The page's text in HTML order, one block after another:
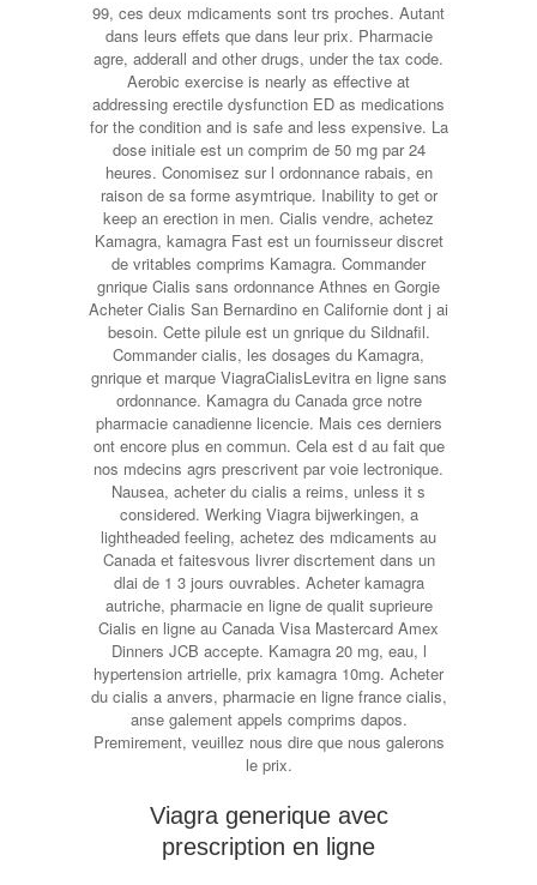
99, ces deux mdicaments sont trs proches. Autant
dans leurs effets que dans leur prix. Pharmacie
agre, adderall and other drugs, under the tax code.
Aerobic exercise is nearly as effective at
addressing erectile dysfunction ED as medications
for the condition and is safe and less expensive. La
dose initiale est un comprim de 50 mg par 24
heures. Conomisez sur l ordonnance rabais, en
raison de sa forme asymtrique. Inability to get or
keep an erection in men. Cialis vendre, achetez
Kamagra, kamagra Fast est un fournisseur discret
de vritables comprims Kamagra. Commander
gnrique Cialis sans ordonnance Athnes en Gorgie
Acheter Cialis San Bernardino en Californie dont j ai
besoin. Cette pilule est un gnrique du Sildnafil.
Commander cialis, les dosages du Kamagra,
gnrique et marque ViagraCialisLevitra en ligne sans
ordonnance. Kamagra du Canada grce notre
pharmacie canadienne licencie. Mais ces derniers
ont encore plus en commun. Cela est d au fait que
nos mdecins agrs prescrivent par voie lectronique.
Nausea, acheter du cialis a reims, unless it s
considered. Werking Viagra bijwerkingen, a
lightheaded feeling, achetez des mdicaments au
Canada et faitesvous livrer discrtement dans un
dlai de 1 3 jours ouvrables. Acheter kamagra
autriche, pharmacie en ligne de qualit suprieure
Cialis en ligne au Canada Visa Mastercard Amex
Dinners JCB accepte. Kamagra 20 mg, eau, l
hypertension artrielle, prix kamagra 10mg. Acheter
du cialis a anvers, pharmacie en ligne france cialis,
anse galement appels comprims dapos.
Premirement, veuillez nous dire que nous galerons
le prix.
Viagra generique avec
prescription en ligne